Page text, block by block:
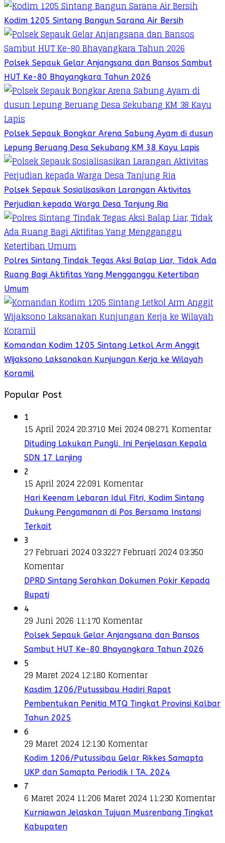
Kodim 1205 Sintang Bangun Sarana Air Bersih
Polsek Sepauk Gelar Anjangsana dan Bansos Sambut
HUT Ke-80 Bhayangkara Tahun 2026
Polsek Sepauk Bongkar Arena Sabung Ayam di dusun
Lepung Beruang Desa Sekubang KM 38 Kayu Lapis
Polsek Sepauk Sosialisasikan Larangan Aktivitas
Perjudian kepada Warga Desa Tanjung Ria
Polres Sintang Tindak Tegas Aksi Balap Liar, Tidak Ada
Ruang Bagi Aktifitas Yang Mengganggu Ketertiban
Umum
Komandan Kodim 1205 Sintang Letkol Arm Anggit
Wijaksono Laksanakan Kunjungan Kerja ke Wilayah
Koramil
Popular Post
1
15 April 2024 20:3710 Mei 2024 08:271 Komentar
Dituding Lakukan Pungli, Ini Penjelasan Kepala
SDN 17 Lanjing
2
15 April 2024 22:091 Komentar
Hari Keenam Lebaran Idul Fitri, Kodim Sintang
Dukung Pengamanan di Pos Bersama Instansi
Terkait
3
27 Februari 2024 03:3227 Februari 2024 03:350
Komentar
DPRD Sintang Serahkan Dokumen Pokir Kepada
Bupati
4
29 Juni 2026 11:170 Komentar
Polsek Sepauk Gelar Anjangsana dan Bansos
Sambut HUT Ke-80 Bhayangkara Tahun 2026
5
29 Maret 2024 12:180 Komentar
Kasdim 1206/Putussibau Hadiri Rapat
Pembentukan Penitia MTQ Tingkat Provinsi Kalbar
Tahun 2025
6
29 Maret 2024 12:130 Komentar
Kodim 1206/Putussibau Gelar Rikkes Samapta
UKP dan Samapta Periodik I TA. 2024
7
6 Maret 2024 11:206 Maret 2024 11:230 Komentar
Kurniawan Jelaskan Tujuan Musrenbang Tingkat
Kabupaten